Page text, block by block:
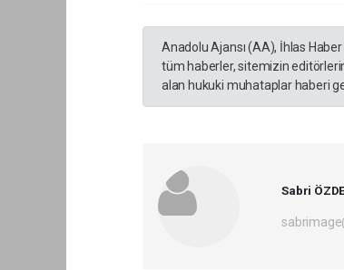
Anadolu Ajansı (AA), İhlas
tüm haberler, sitemizin
alan hukuki muhataplar haberi
Sabri